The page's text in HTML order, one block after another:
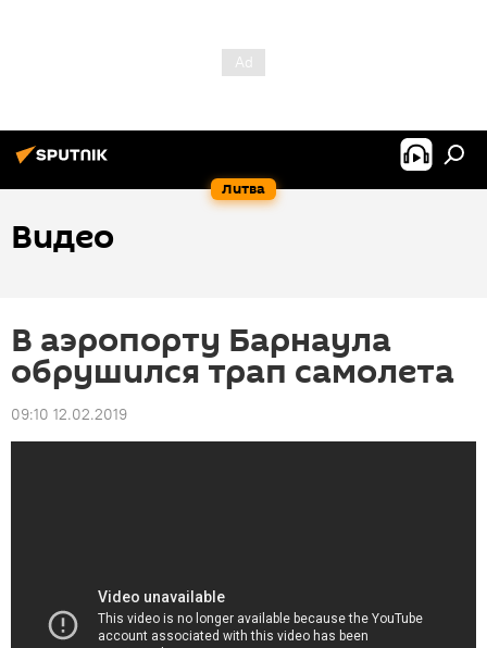
Литва
Видео
В аэропорту Барнаула
обрушился трап самолета
09:10 12.02.2019